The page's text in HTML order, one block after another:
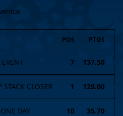
s
POS PTOS
7 137.50
STACK CLOSER 1 129.00
DAY 10 35.70